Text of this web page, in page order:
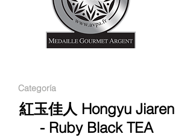
Categoría
紅玉佳人 Hongyu Jiaren
- Ruby Black TEA